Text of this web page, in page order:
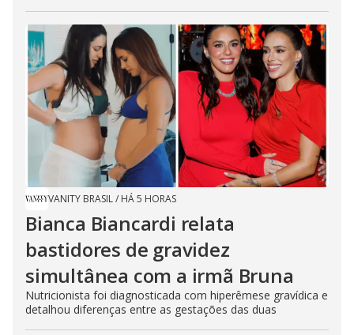
VANITY BRASIL/ HÁ 5 HORAS
Bianca Biancardi relata
bastidores de gravidez
simultânea com a irmã Bruna
Nutricionista foi diagnosticada com hiperêmese gravídica e
detalhou diferenças entre as gestações das duas